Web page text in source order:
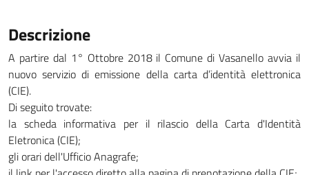
Descrizione
A partire dal 1° Ottobre 2018 il Comune di Vasanello avvia il
nuovo servizio di emissione della carta d’identità elettronica
(CIE).
Di seguito trovate:
la scheda informativa per il rilascio della Carta d'Identità
Eletronica (CIE);
gli orari dell'Ufficio Anagrafe;